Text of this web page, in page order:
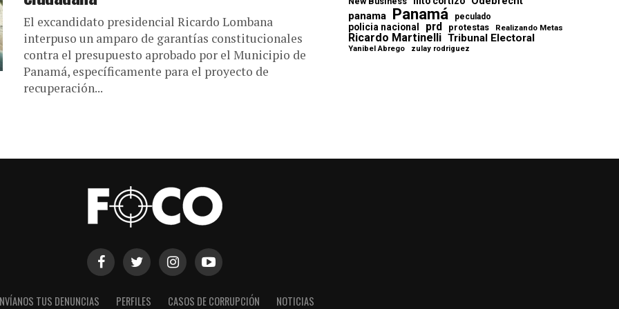
El excandidato presidencial Ricardo Lombana
interpuso un amparo de garantías constitucionales
contra el presupuesto aprobado por el Municipio de
Panamá, específicamente para el proyecto de
recuperación...
panama Panamá peculado
policia nacional prd protestas Realizando Metas
Ricardo Martinelli Tribunal Electoral
Yanibel Abrego zulay rodriguez
TUS DENUNCIAS PERFILES CASOS DE CORRUPCIÓN NOTICIAS